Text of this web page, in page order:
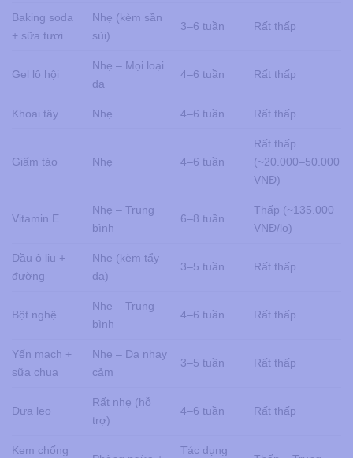
Baking soda
+ sữa tươi
Nhẹ (kèm sần
sùi)
3–6 tuần Rất thấp
Gel lô hội
Nhẹ – Mọi loại
da
4–6 tuần Rất thấp
Khoai tây Nhẹ 4–6 tuần Rất thấp
Giấm táo Nhẹ 4–6 tuần
Rất thấp
(~20.000–50.000
VNĐ)
Vitamin E
Nhẹ – Trung
bình
6–8 tuần
Thấp (~135.000
VNĐ/lọ)
Dầu ô liu +
đường
Nhẹ (kèm tẩy
da)
3–5 tuần Rất thấp
Bột nghệ
Nhẹ – Trung
bình
4–6 tuần Rất thấp
Yến mạch +
sữa chua
Nhẹ – Da nhạy
cảm
3–5 tuần Rất thấp
Dưa leo
Rất nhẹ (hỗ
trợ)
4–6 tuần Rất thấp
Kem chống Tác dụng